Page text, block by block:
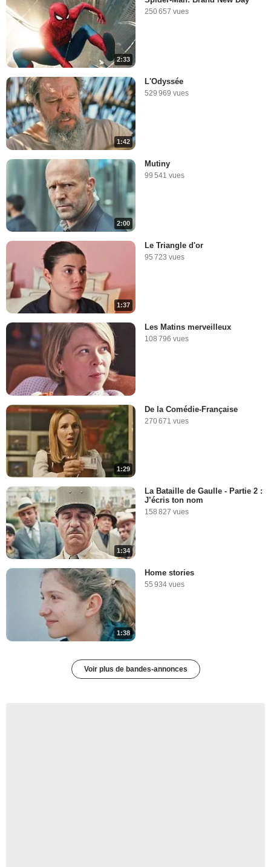
2:33
250 657 vues
1:42
L'Odyssée
529 969 vues
2:00
Mutiny
99 541 vues
1:37
Le Triangle d'or
95 723 vues
Les Matins merveilleux
108 796 vues
1:29
De la Comédie-Française
270 671 vues
1:34
La Bataille de Gaulle - Partie 2 :
J’écris ton nom
158 827 vues
1:38
Home stories
55 934 vues
Voir plus de bandes-annonces